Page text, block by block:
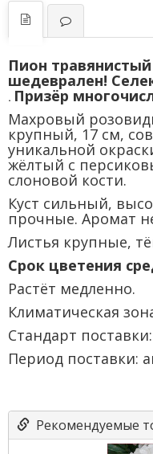
Пион
шедеврален!
. Призёр
Махровый
крупный, 17 см,
уникальной
жёлтый с
слоновой кости.
Куст сильный,
прочные. Аромат
Листья крупные,
Срок цветения
Растёт медленно.
Климатическая
Стандарт
Период поставки:
Рекомендуемые